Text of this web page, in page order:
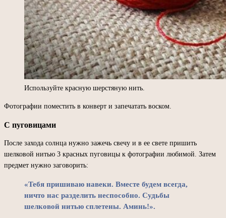
Используйте красную шерстяную нить.
Фотографии поместить в конверт и запечатать воском.
С пуговицами
После захода солнца нужно зажечь свечу и в ее свете пришить
шелковой нитью 3 красных пуговицы к фотографии любимой. Затем
предмет нужно заговорить:
«Тебя пришиваю навеки. Вместе будем всегда,
ничто нас разделить неспособно. Судьбы
шелковой нитью сплетены. Аминь!».